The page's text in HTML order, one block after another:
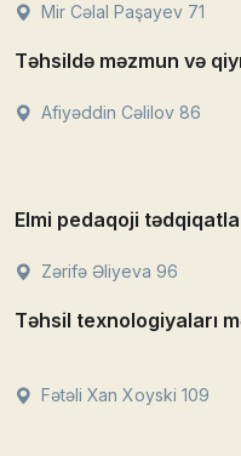
Mir Cəlal Paşayev 71
Təhsildə məzmun və
Afiyəddin Cəlilov 86
Elmi pedaqoji
Zərifə Əliyeva 96
Təhsil texnologiyaları
Fətəli Xan Xoyski 109